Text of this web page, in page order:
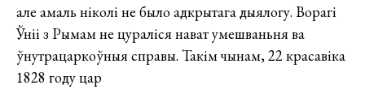
але амаль ніколі не было адкрытага дыялогу. Ворагі
Ўніі з Рымам не цураліся нават умешваньня ва
ўнутрацаркоўныя справы. Такім чынам, 22 красавіка
1828 году цар